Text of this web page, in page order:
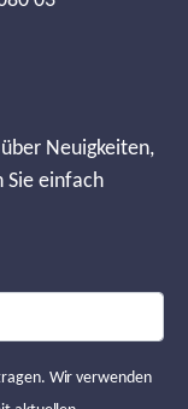
Neuigkeiten,
Sie einfach
Wir verwenden